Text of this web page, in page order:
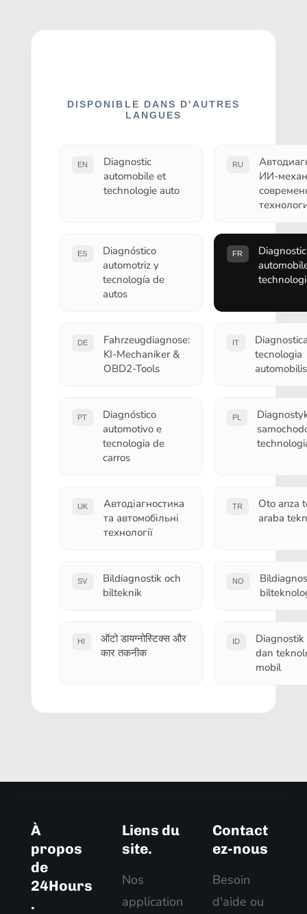
DISPONIBLE DANS D'AUTRES
LANGUES
EN
Diagnostic
automobile et
technologie auto
RU
ИИ-
ES
Diagnóstico
automotriz y
tecnología de
autos
FR
Diagnostic
DE
Fahrzeugdiagnose:
KI-Mechaniker &
OBD2-Tools
IT
tecnologia
PT
Diagnóstico
automotivo e
tecnologia de
carros
PL
UK
Автодіагностика
та автомобільні
технології
TR
Oto arıza
araba
SV
Bildiagnostik och
bilteknik
NO
HI
ऑटो डायग्नोस्टिक्स और
कार तकनीक
ID
dan
mobil
À
propos
de
24Hours
.
Liens du
site.
Nos
application
Contact
ez-nous
Besoin
d'aide ou